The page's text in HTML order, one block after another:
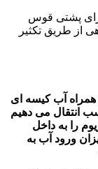
پشتی قوس
از طریق تکثیر
همراه آب کیسه ای
انتقال می دهیم
را به داخل
ورود آب به